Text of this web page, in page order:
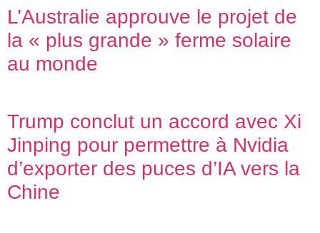
L’Australie approuve le projet de
la « plus grande » ferme solaire
au monde
Trump conclut un accord avec Xi
Jinping pour permettre à Nvidia
d’exporter des puces d’IA vers la
Chine